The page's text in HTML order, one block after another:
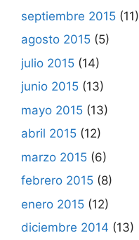
septiembre 2015 (11)
agosto 2015 (5)
julio 2015 (14)
junio 2015 (13)
mayo 2015 (13)
abril 2015 (12)
marzo 2015 (6)
febrero 2015 (8)
enero 2015 (12)
diciembre 2014 (13)